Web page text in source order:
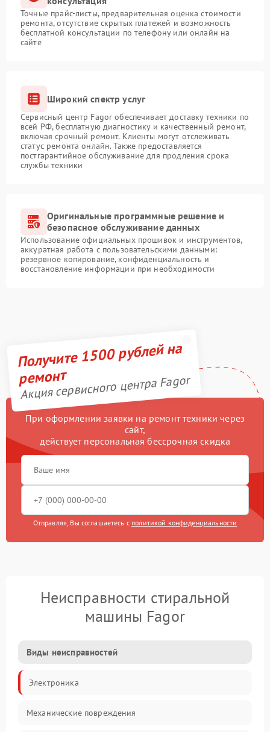
Точные прайс-листы, предварительная оценка стоимости
ремонта, отсутствие скрытых платежей и возможность
бесплатной консультации по телефону или онлайн на
сайте
Широкий спектр услуг
Сервисный центр Fagor обеспечивает доставку техники по
всей РФ, бесплатную диагностику и качественный ремонт,
включая срочный ремонт. Клиенты могут отслеживать
статус ремонта онлайн. Также предоставляется
постгарантийное обслуживание для продления срока
службы техники
Оригинальные программные решение и
безопасное обслуживание данных
Использование официальных прошивок и инструментов,
аккуратная работа с пользовательскими данными:
резервное копирование, конфиденциальность и
восстановление информации при необходимости
Получите 1500 рублей на
ремонт
Акция сервисного центра Fagor
При оформлении заявки на ремонт техники через
сайт,
действует персональная бессрочная скидка
Отправляя, Вы соглашаетесь с политикой конфиденциальности
Неисправности стиральной
машины Fagor
Виды неисправностей
Электроника
Механические повреждения